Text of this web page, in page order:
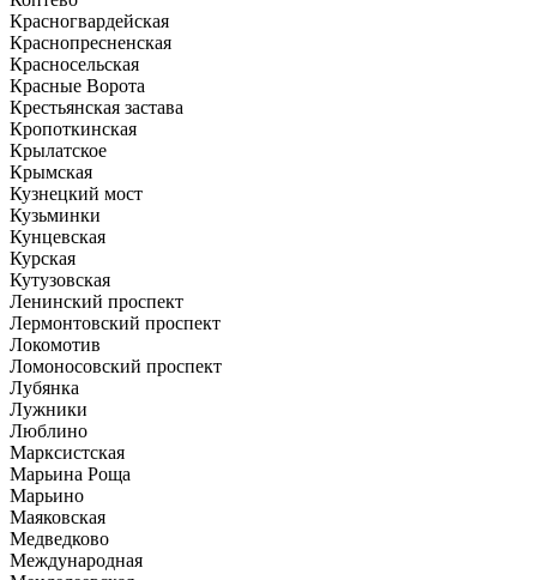
Красногвардейская
Краснопресненская
Красносельская
Красные Ворота
Крестьянская застава
Кропоткинская
Крылатское
Крымская
Кузнецкий мост
Кузьминки
Кунцевская
Курская
Кутузовская
Ленинский проспект
Лермонтовский проспект
Локомотив
Ломоносовский проспект
Лубянка
Лужники
Люблино
Марксистская
Марьина Роща
Марьино
Маяковская
Медведково
Международная